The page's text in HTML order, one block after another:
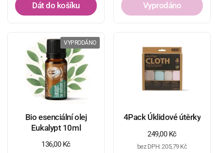
Dát do košíku Vyprodáno
Bio esenciální olej
Eukalypt 10ml
Běžná cena
136,00 Kč
VYPRODÁNO
4Pack Úklidové útěrky
Běžná cena
249,00 Kč
bez DPH: 205,79 Kč